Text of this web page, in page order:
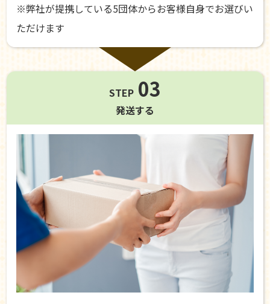
※弊社が提携している5団体からお客様自身でお選びい
ただけます
STEP 03
発送する